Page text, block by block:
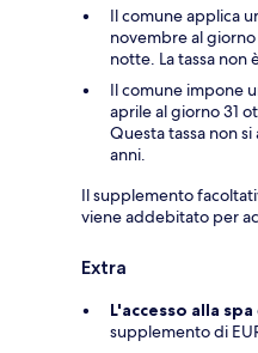
Il comune applica
novembre al giorno
notte. La tassa non
Il comune impone
aprile al giorno 31
Questa tassa non
anni.
Il supplemento
viene addebitato per
Extra
L'accesso alla spa
supplemento di